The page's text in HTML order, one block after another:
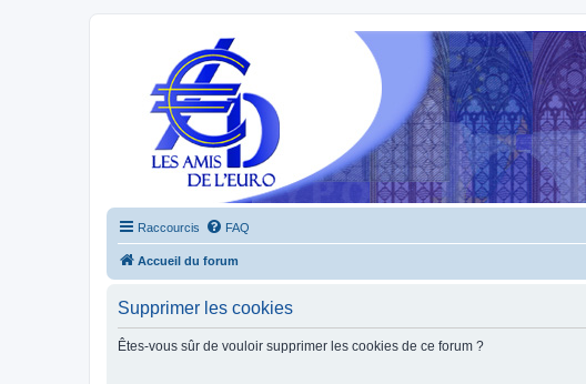
Raccourcis FAQ
Accueil du forum
Supprimer les cookies
Êtes-vous sûr de vouloir supprimer les cookies de ce forum ?